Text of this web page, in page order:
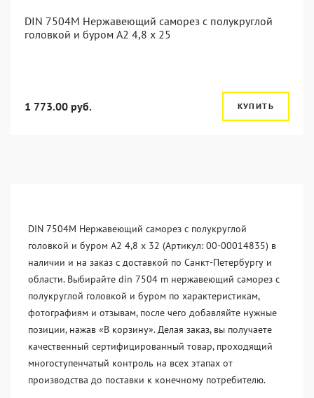
DIN 7504M Нержавеющий саморез с полукруглой
головкой и буром А2 4,8 x 25
1 773.00 руб. КУПИТЬ
DIN 7504M Нержавеющий саморез с полукруглой
головкой и буром А2 4,8 x 32 (Артикул: 00-00014835) в
наличии и на заказ с доставкой по Санкт-Петербургу и
области. Выбирайте din 7504 m нержавеющий саморез с
полукруглой головкой и буром по характеристикам,
фотографиям и отзывам, после чего добавляйте нужные
позиции, нажав «В корзину». Делая заказ, вы получаете
качественный сертифицированный товар, проходящий
многоступенчатый контроль на всех этапах от
производства до поставки к конечному потребителю.